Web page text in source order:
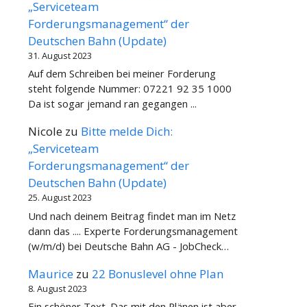
„Serviceteam
Forderungsmanagement“ der
Deutschen Bahn (Update)
31. August 2023
Auf dem Schreiben bei meiner Forderung
steht folgende Nummer: 07221 92 35 1000
Da ist sogar jemand ran gegangen ...
Nicole zu Bitte melde Dich:
„Serviceteam
Forderungsmanagement“ der
Deutschen Bahn (Update)
25. August 2023
Und nach deinem Beitrag findet man im Netz
dann das .... Experte Forderungsmanagement
(w/m/d) bei Deutsche Bahn AG - JobCheck…
Maurice zu 22 Bonuslevel ohne Plan
8. August 2023